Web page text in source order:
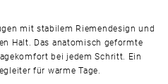
mit stabilem Riemendesign und
Halt. Das anatomisch geformte
bei jedem Schritt. Ein
für warme Tage.